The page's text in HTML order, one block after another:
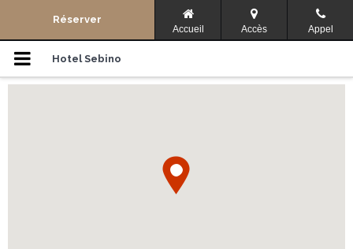
Menu de navigation
Où Sommes-Nous
Réserver
Accueil Accès Appel
Hotel Sebino